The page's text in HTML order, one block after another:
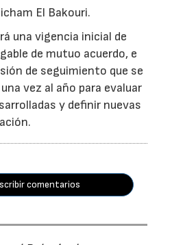
El Bakouri.
una vigencia inicial de
de mutuo acuerdo, e
de seguimiento que se
vez al año para evaluar
y definir nuevas
comentarios